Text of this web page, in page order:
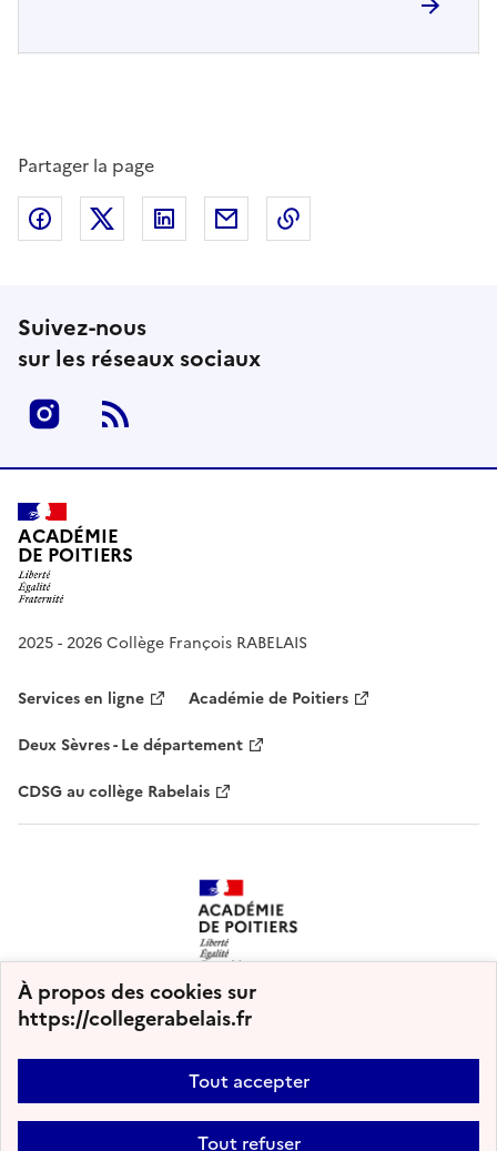
À propos des cookies sur
https://collegerabelais.fr
Tout accepter
Tout refuser
Partager la page
Partager sur Facebook
Partager sur Twitter
Partager sur LinkedIn
Partager par email
Suivez-nous
sur les réseaux sociaux
Instagram
ACADÉMIE
DE POITIERS
2025 - 2026 Collège François RABELAIS
Services en ligne
Académie de Poitiers
Deux Sèvres - Le département
CDSG au collège Rabelais